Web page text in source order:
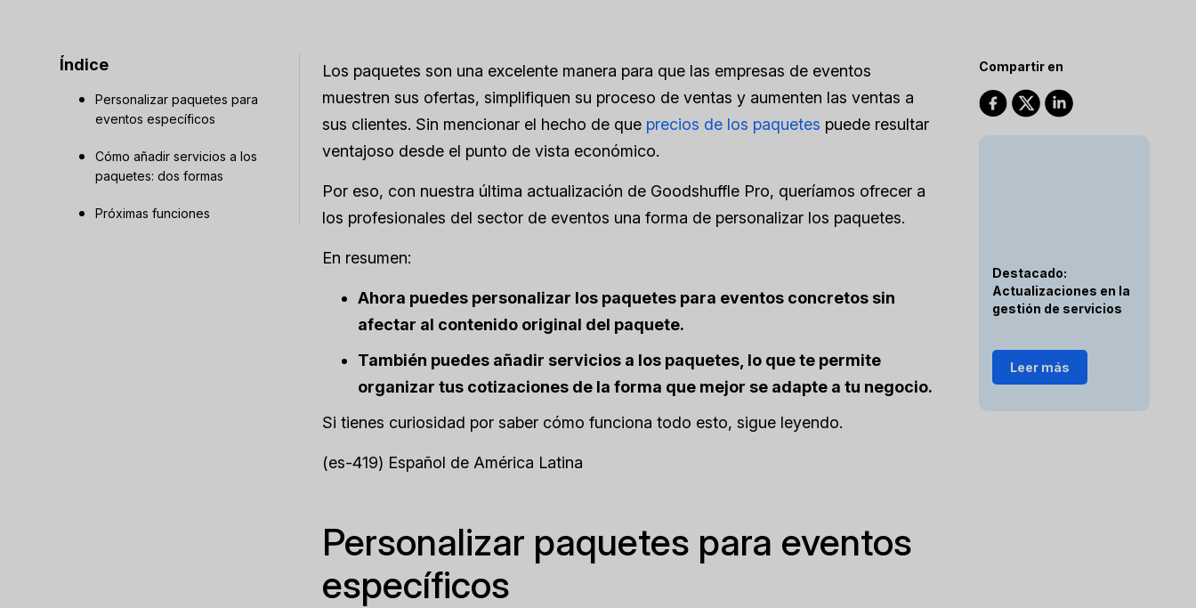
Índice
Personalizar paquetes para
eventos específicos
Cómo añadir servicios a los
paquetes: dos formas
Próximas funciones
Los paquetes son una excelente manera para que las empresas de eventos
muestren sus ofertas, simplifiquen su proceso de ventas y aumenten las ventas a
sus clientes. Sin mencionar el hecho de que precios de los paquetes puede resultar
ventajoso desde el punto de vista económico.
Por eso, con nuestra última actualización de Goodshuffle Pro, queríamos ofrecer a
los profesionales del sector de eventos una forma de personalizar los paquetes.
En resumen:
Ahora puedes personalizar los paquetes para eventos concretos sin
afectar al contenido original del paquete.
También puedes añadir servicios a los paquetes, lo que te permite
organizar tus cotizaciones de la forma que mejor se adapte a tu negocio.
Si tienes curiosidad por saber cómo funciona todo esto, sigue leyendo.
(es-419) Español de América Latina
Personalizar paquetes para eventos
específicos
Compartir en
Destacado:
Actualizaciones en la
gestión de servicios
Leer más